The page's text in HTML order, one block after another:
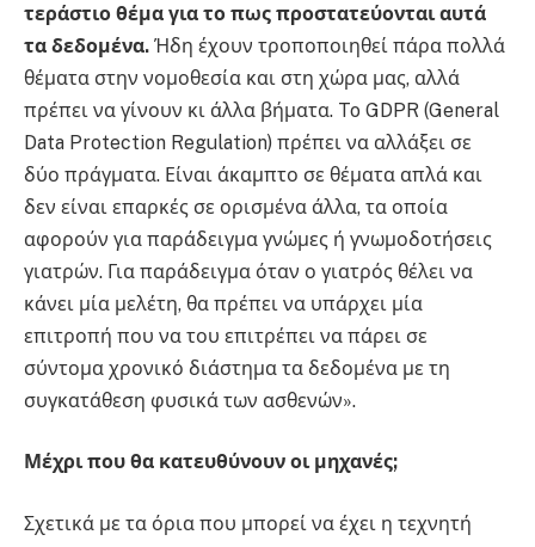
τεράστιο θέμα για το πως προστατεύονται αυτά
τα δεδομένα. Ήδη έχουν τροποποιηθεί πάρα πολλά
θέματα στην νομοθεσία και στη χώρα μας, αλλά
πρέπει να γίνουν κι άλλα βήματα. To GDPR (General
Data Protection Regulation) πρέπει να αλλάξει σε
δύο πράγματα. Είναι άκαμπτο σε θέματα απλά και
δεν είναι επαρκές σε ορισμένα άλλα, τα οποία
αφορούν για παράδειγμα γνώμες ή γνωμοδοτήσεις
γιατρών. Για παράδειγμα όταν ο γιατρός θέλει να
κάνει μία μελέτη, θα πρέπει να υπάρχει μία
επιτροπή που να του επιτρέπει να πάρει σε
σύντομα χρονικό διάστημα τα δεδομένα με τη
συγκατάθεση φυσικά των ασθενών».
Μέχρι που θα κατευθύνουν οι μηχανές;
Σχετικά με τα όρια που μπορεί να έχει η τεχνητή